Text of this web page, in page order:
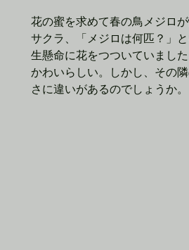
花の蜜を求めて春の鳥メジロ
サクラ、「メジロは何匹？」
生懸命に花をつついていまし
かわいらしい。しかし、その
さに違いがあるのでしょうか。